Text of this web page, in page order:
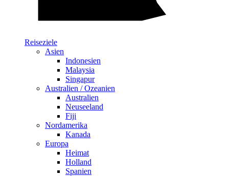
Reiseziele
Asien
Indonesien
Malaysia
Singapur
Australien / Ozeanien
Australien
Neuseeland
Fiji
Nordamerika
Kanada
Europa
Heimat
Holland
Spanien